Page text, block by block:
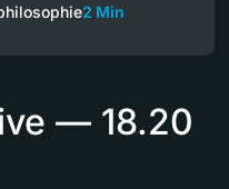
2 Min
— 18.20